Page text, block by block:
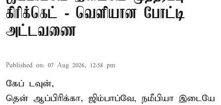
கிரிக்கெட் - வெளியான போட்டி
அட்டவணை
Published on: 07 Aug 2026, 12:58 pm
கேப் டவுன்,
தென் ஆப்பிரிக்கா, ஜிம்பாப்வே, நமீபியா இடையே